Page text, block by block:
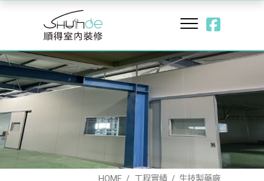
HOME 工程實績 生技製藥廠